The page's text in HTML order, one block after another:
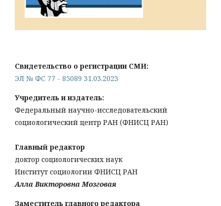
Свидетельство о регистрации СМИ:
ЭЛ № ФС 77 - 85089 31.03.2023
Учредитель и издатель:
Федеральный научно-исследовательский
социологический центр РАН (ФНИСЦ РАН)
Главный редактор
доктор социологических наук
Институт социологии ФНИСЦ РАН
Алла Викторовна Мозговая
Заместитель главного редактора